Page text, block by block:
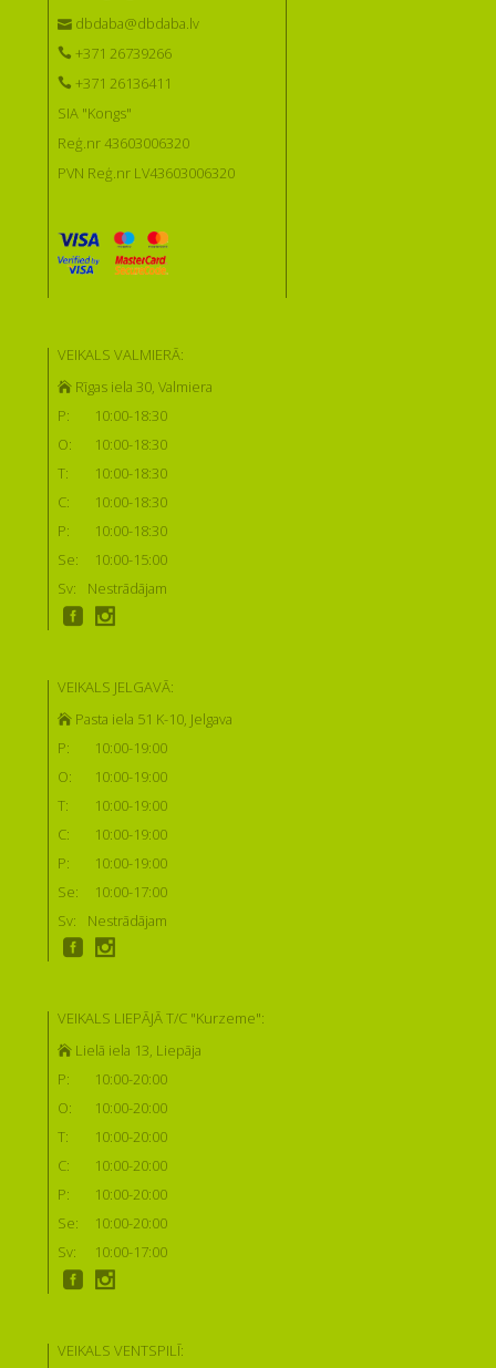
dbdaba@dbdaba.lv
+371 26739266
+371 26136411
SIA "Kongs"
Reģ.nr 43603006320
PVN Reģ.nr LV43603006320
VEIKALS VALMIERĀ:
Rīgas iela 30, Valmiera
P:
10:00-18:30
O:
10:00-18:30
T:
10:00-18:30
C:
10:00-18:30
P:
10:00-18:30
Se:
10:00-15:00
Sv:
Nestrādājam
VEIKALS JELGAVĀ:
Pasta iela 51 K-10, Jelgava
P:
10:00-19:00
O:
10:00-19:00
T:
10:00-19:00
C:
10:00-19:00
P:
10:00-19:00
Se:
10:00-17:00
Sv:
Nestrādājam
VEIKALS LIEPĀJĀ T/C "Kurzeme":
Lielā iela 13, Liepāja
P:
10:00-20:00
O:
10:00-20:00
T:
10:00-20:00
C:
10:00-20:00
P:
10:00-20:00
Se:
10:00-20:00
Sv:
10:00-17:00
VEIKALS VENTSPILĪ: